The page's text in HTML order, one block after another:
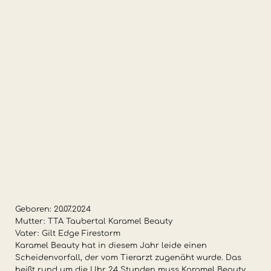
Geboren: 20.07.2024
Mutter: TTA Taubertal Karamel Beauty
Vater: Gilt Edge Firestorm
Karamel Beauty hat in diesem Jahr leide einen
Scheidenvorfall, der vom Tierarzt zugenäht wurde. Das